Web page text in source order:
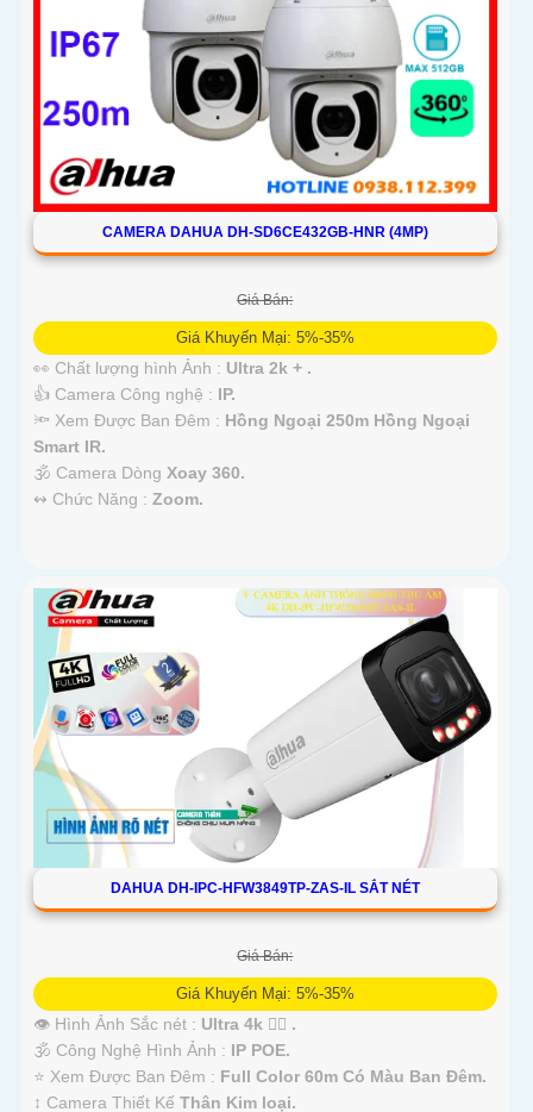
CAMERA DAHUA DH-SD6CE432GB-HNR (4MP)
Giá Bán:
Giá Khuyến Mại: 5%-35%
👀 Chất lượng hình Ảnh : Ultra 2k + .
👍 Camera Công nghệ : IP.
🔦 Xem Được Ban Đêm : Hồng Ngoại 250m Hồng Ngoại
Smart IR.
🕉️ Camera Dòng Xoay 360.
️↭ Chức Năng : Zoom.
DAHUA DH-IPC-HFW3849TP-ZAS-IL SẮT NÉT
Giá Bán:
Giá Khuyến Mại: 5%-35%
👁 Hình Ảnh Sắc nét : Ultra 4k 👍🏾 .
🕉️ Công Nghệ Hình Ảnh : IP POE.
⭐ Xem Được Ban Đêm : Full Color 60m Có Màu Ban Ðêm.
↕️ Camera Thiết Kế Thân Kim loại.